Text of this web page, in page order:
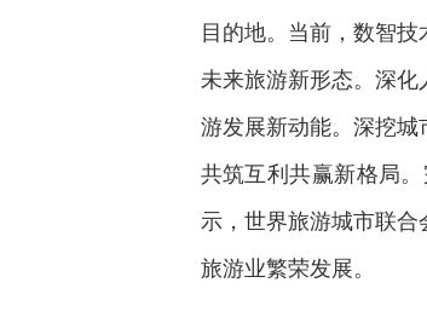
目的地。当前，数智
未来旅游新形态。深
游发展新动能。深挖
共筑互利共赢新格局
示，世界旅游城市联
旅游业繁荣发展。